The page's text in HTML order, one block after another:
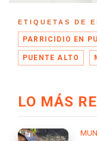
ETIQUETAS DE
PARRICIDIO EN
PUENTE ALTO
LO MÁS